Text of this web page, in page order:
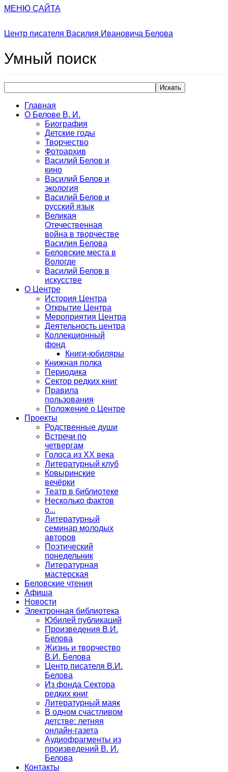
МЕНЮ САЙТА
Центр писателя Василия Ивановича Белова
Умный поиск
Искать
Главная
О Белове В. И.
Биография
Детские годы
Творчество
Фотоархив
Василий Белов и
кино
Василий Белов и
экология
Василий Белов и
русский язык
Великая
Отечественная
война в творчестве
Василия Белова
Беловские места в
Вологде
Василий Белов в
искусстве
О Центре
История Центра
Открытие Центра
Мероприятия Центра
Деятельность центра
Коллекционный
фонд
Книги-юбиляры
Книжная полка
Периодика
Сектор редких книг
Правила
пользования
Положение о Центре
Проекты
Родственные души
Встречи по
четвергам
Голоса из ХХ века
Литературный клуб
Ковыринские
вечёрки
Театр в библиотеке
Несколько фактов
о...
Литературный
семинар молодых
авторов
Поэтический
понедельник
Литературная
мастерская
Беловские чтения
Афиша
Новости
Электронная библиотека
Юбилей публикаций
Произведения В.И.
Белова
Жизнь и творчество
В.И. Белова
Центр писателя В.И.
Белова
Из фонда Сектора
редких книг
Литературный маяк
В одном счастливом
детстве: летняя
онлайн-газета
Аудиофрагменты из
произведений В. И.
Белова
Контакты